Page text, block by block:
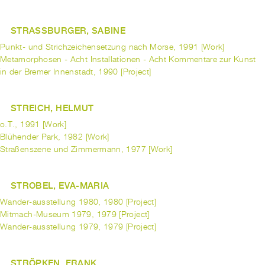
STRASSBURGER, SABINE
Punkt- und Strichzeichensetzung nach Morse, 1991 [Work]
Metamorphosen - Acht Installationen - Acht Kommentare zur Kunst
in der Bremer Innenstadt, 1990 [Project]
STREICH, HELMUT
o.T., 1991 [Work]
Blühender Park, 1982 [Work]
Straßenszene und Zimmermann, 1977 [Work]
STROBEL, EVA-MARIA
Wander-ausstellung 1980, 1980 [Project]
Mitmach-Museum 1979, 1979 [Project]
Wander-ausstellung 1979, 1979 [Project]
STRÖPKEN, FRANK